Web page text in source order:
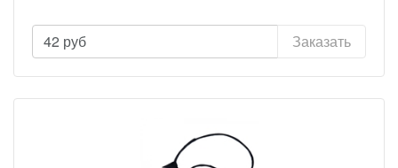
42 руб Заказать